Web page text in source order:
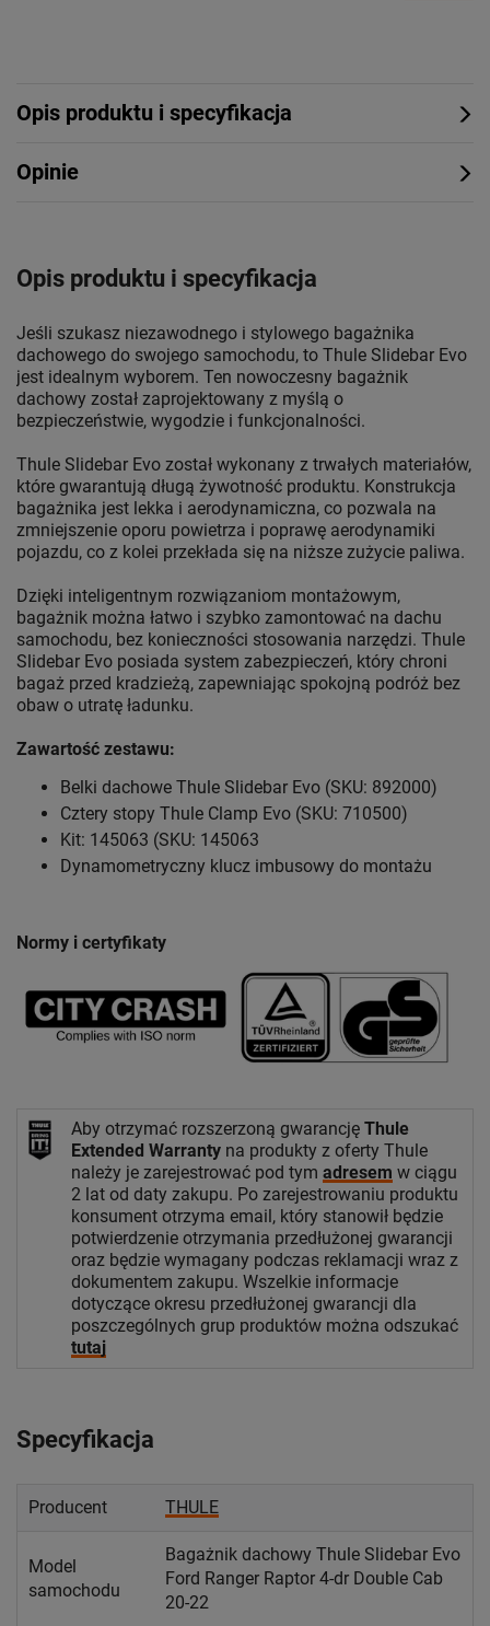
Opis produktu i specyfikacja
Opinie
Opis produktu i specyfikacja
Jeśli szukasz niezawodnego i stylowego bagażnika
dachowego do swojego samochodu, to Thule Slidebar Evo
jest idealnym wyborem. Ten nowoczesny bagażnik
dachowy został zaprojektowany z myślą o
bezpieczeństwie, wygodzie i funkcjonalności.
Thule Slidebar Evo został wykonany z trwałych materiałów,
które gwarantują długą żywotność produktu. Konstrukcja
bagażnika jest lekka i aerodynamiczna, co pozwala na
zmniejszenie oporu powietrza i poprawę aerodynamiki
pojazdu, co z kolei przekłada się na niższe zużycie paliwa.
Dzięki inteligentnym rozwiązaniom montażowym,
bagażnik można łatwo i szybko zamontować na dachu
samochodu, bez konieczności stosowania narzędzi. Thule
Slidebar Evo posiada system zabezpieczeń, który chroni
bagaż przed kradzieżą, zapewniając spokojną podróż bez
obaw o utratę ładunku.
Zawartość zestawu:
Belki dachowe Thule Slidebar Evo (SKU: 892000)
Cztery stopy Thule Clamp Evo (SKU: 710500)
Kit: 145063 (SKU: 145063
Dynamometryczny klucz imbusowy do montażu
Normy i certyfikaty
Aby otrzymać rozszerzoną gwarancję Thule
Extended Warranty na produkty z oferty Thule
należy je zarejestrować pod tym adresem w ciągu
2 lat od daty zakupu. Po zarejestrowaniu produktu
konsument otrzyma email, który stanowił będzie
potwierdzenie otrzymania przedłużonej gwarancji
oraz będzie wymagany podczas reklamacji wraz z
dokumentem zakupu. Wszelkie informacje
dotyczące okresu przedłużonej gwarancji dla
poszczególnych grup produktów można odszukać
tutaj
Specyfikacja
Producent THULE
Model
samochodu
Bagażnik dachowy Thule Slidebar Evo
Ford Ranger Raptor 4-dr Double Cab
20-22